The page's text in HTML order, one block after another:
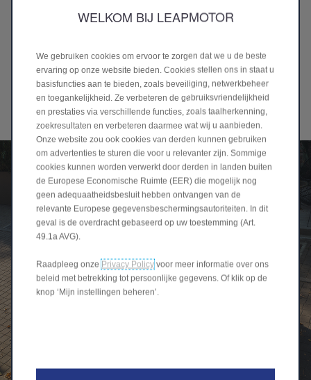
Leapmotor B05
Vanaf€ 449/mnd
Stel samen >
WELKOM BIJ LEAPMOTOR
We gebruiken cookies om ervoor te zorgen dat we u de beste
ervaring op onze website bieden. Cookies stellen ons in staat u
basisfuncties aan te bieden, zoals beveiliging, netwerkbeheer
en toegankelijkheid. Ze verbeteren de gebruiksvriendelijkheid
en prestaties via verschillende functies, zoals taalherkenning,
zoekresultaten en verbeteren daarmee wat wij u aanbieden.
Onze website zou ook cookies van derden kunnen gebruiken
om advertenties te sturen die voor u relevanter zijn. Sommige
cookies kunnen worden verwerkt door derden in landen buiten
de Europese Economische Ruimte (EER) die mogelijk nog
geen adequaatheidsbesluit hebben ontvangen van de
relevante Europese gegevensbeschermingsautoriteiten. In dit
geval is de overdracht gebaseerd op uw toestemming (Art.
49.1a AVG).
Raadpleeg onze Privacy Policy voor meer informatie over ons
beleid met betrekking tot persoonlijke gegevens. Of klik op de
knop ‘Mijn instellingen beheren’.